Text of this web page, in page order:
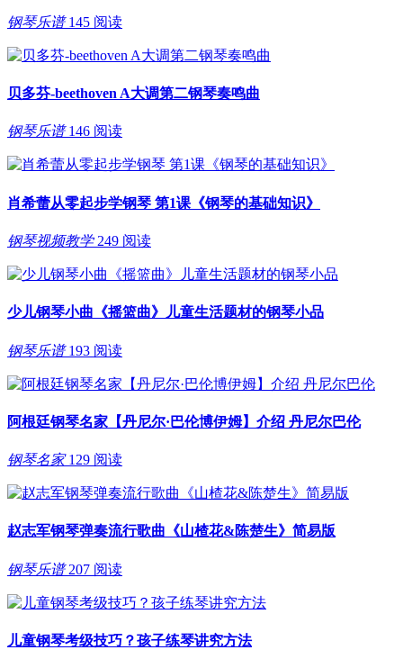
钢琴乐谱 145 阅读
贝多芬-beethoven A大调第二钢琴奏鸣曲
钢琴乐谱 146 阅读
肖希蕾从零起步学钢琴 第1课《钢琴的基础知识》
钢琴视频教学 249 阅读
少儿钢琴小曲《摇篮曲》儿童生活题材的钢琴小品
钢琴乐谱 193 阅读
阿根廷钢琴名家【丹尼尔·巴伦博伊姆】介绍 丹尼尔巴伦
钢琴名家 129 阅读
赵志军钢琴弹奏流行歌曲《山楂花&陈楚生》简易版
钢琴乐谱 207 阅读
儿童钢琴考级技巧？孩子练琴讲究方法